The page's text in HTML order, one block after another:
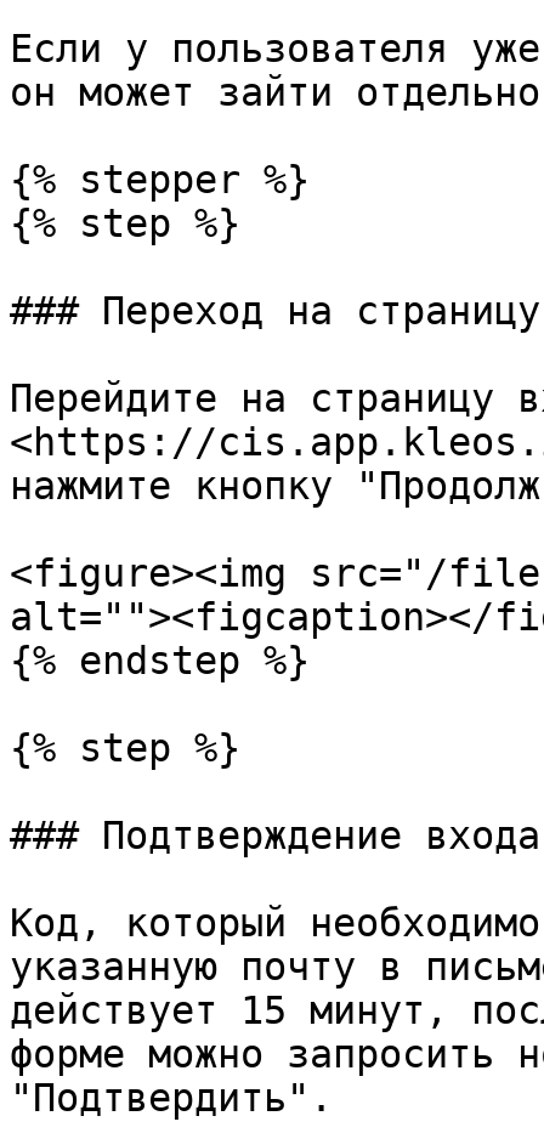
Если у пользователя
он может зайти
{% stepper %}
{% step %}
### Переход на
Перейдите на страницу
<https://
нажмите кнопку
<figure><img src="/
alt=""><figcaption></
{% endstep %}
{% step %}
### Подтверждение входа
Код, который
указанную почту в
действует 15 минут,
форме можно запросить
"Подтвердить".